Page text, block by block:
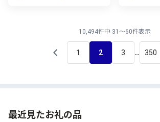
10,494件中 31～60件表示
1 2 3 … 350
最近見たお礼の品